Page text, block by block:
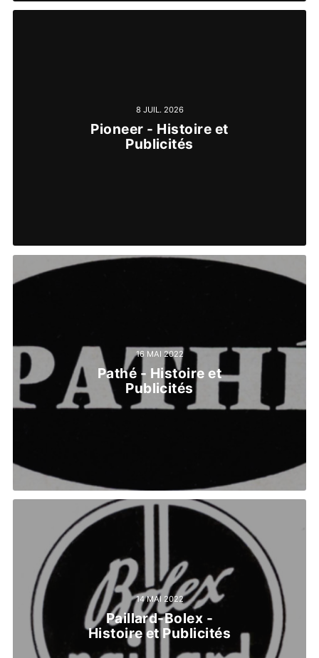
8 JUIL. 2026
Pioneer - Histoire et
Publicités
16 MAI 2022
Pathé - Histoire et
Publicités
14 MAI 2022
Paillard-Bolex -
Histoire et Publicités